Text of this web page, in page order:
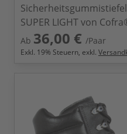
SUPER LIGHT von
Ab 36,00 € /Paar
Exkl. 19% Steuern, exkl.